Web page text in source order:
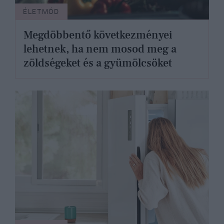
ÉLETMÓD
Megdöbbentő következményei
lehetnek, ha nem mosod meg a
zöldségeket és a gyümölcsöket